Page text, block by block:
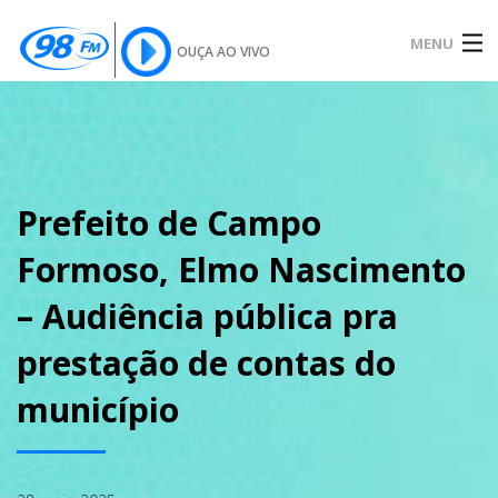
OUÇA AO VIVO MENU
SOBRE
PODCAST
Prefeito de Campo
Formoso, Elmo Nascimento
– Audiência pública pra
prestação de contas do
município